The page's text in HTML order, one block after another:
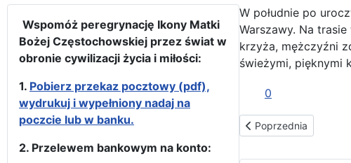
Wspomóż peregrynację Ikony Matki
Bożej Częstochowskiej przez świat w
obronie cywilizacji życia i miłości:
1. Pobierz przekaz pocztowy (pdf),
wydrukuj i wypełniony nadaj na
poczcie lub w banku.
2. Przelewem bankowym na konto:
W południe po
Warszawy. Na
krzyża, mężczyźni
świeżymi, pięknymi
0
Poprzednia strona:
Poprzednia